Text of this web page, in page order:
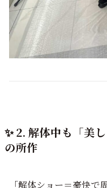
✨ 2. 解体中も「美
の所作
「解体ショー＝豪快で